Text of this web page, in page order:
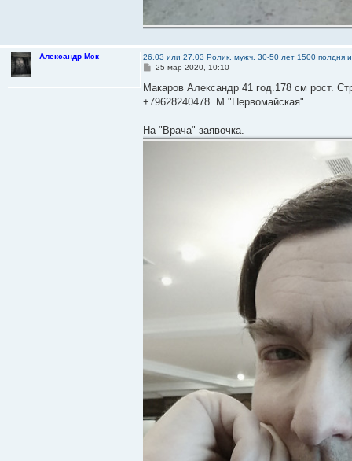
Александр Мэк
26.03 или 27.03 Ролик. мужч. 30-50 лет 1500 полдня
С
о
щ
и
е
25 мар 2020, 10:10
Макаров Александр 41 год.178 см рост.
+79628240478. М "Первомайская".
На "Врача" заявочка.